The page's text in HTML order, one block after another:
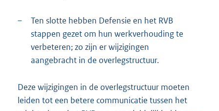
–
Ten slotte hebben Defensie en het RVB
stappen gezet om hun werkverhouding te
verbeteren; zo zijn er wijzigingen
aangebracht in de overlegstructuur.
Deze wijzigingen in de overlegstructuur moeten
leiden tot een betere communicatie tussen het